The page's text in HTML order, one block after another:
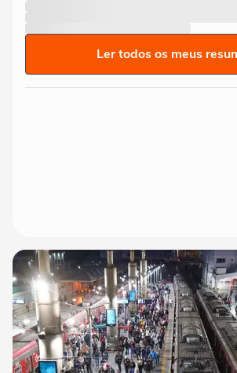
Ler todos os meus